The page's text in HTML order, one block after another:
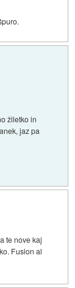
žiletko in
jaz pa
te nove kaj
Fusion al